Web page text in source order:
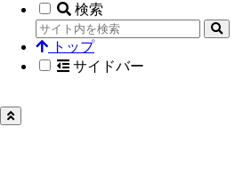
検索
トップ
サイドバー